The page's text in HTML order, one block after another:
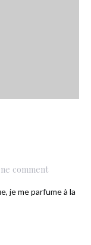
comment
je me parfume à la